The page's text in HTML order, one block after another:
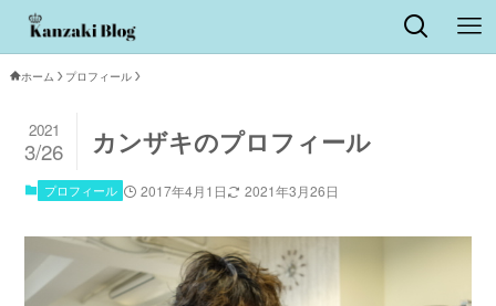
ホーム プロフィール
カンザキのプロフィール
2021
3/26
プロフィール 2017年4月1日 2021年3月26日